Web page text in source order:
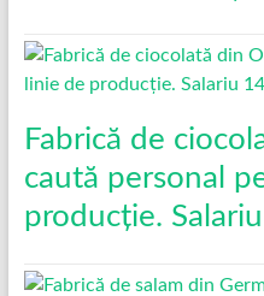
Fabrică de
caută personal
producție.